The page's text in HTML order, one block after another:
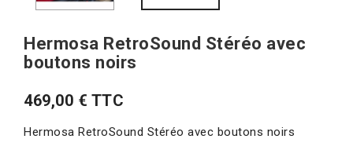
Hermosa RetroSound Stéréo avec
boutons noirs
469,00 € TTC
Hermosa RetroSound Stéréo avec boutons noirs